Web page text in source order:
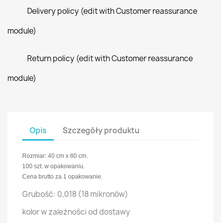
Delivery policy (edit with Customer reassurance
module)
Return policy (edit with Customer reassurance
module)
Opis Szczegóły produktu
Rozmiar: 40 cm x 80 cm.
100 szt. w opakowaniu.
Cena brutto za 1 opakowanie.
Grubość: 0,018 (18 mikronów)
kolor w zależności od dostawy